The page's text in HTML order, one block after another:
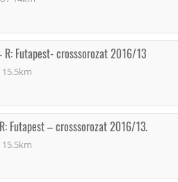
Futapest- crosssorozat 2016/13
15.5km
Futapest – crosssorozat 2016/13.
15.5km